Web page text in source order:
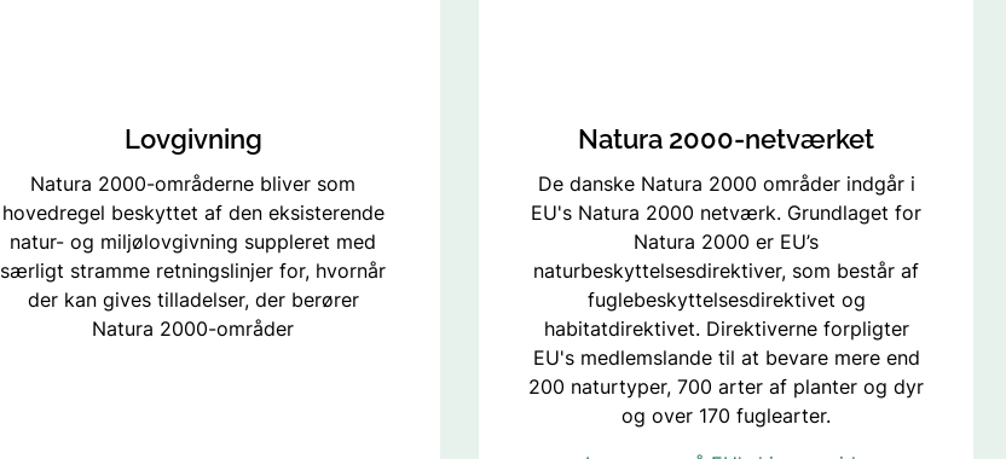
Lovgivning
Natura 2000-områderne bliver som
hovedregel beskyttet af den eksisterende
natur- og miljølovgivning suppleret med
særligt stramme retningslinjer for, hvornår
der kan gives tilladelser, der berører
Natura 2000-områder
Natura 2000-netværket
De danske Natura 2000 områder indgår i
EU's Natura 2000 netværk. Grundlaget for
Natura 2000 er EU’s
naturbeskyttelsesdirektiver, som består af
fuglebeskyttelsesdirektivet og
habitatdirektivet. Direktiverne forpligter
EU's medlemslande til at bevare mere end
200 naturtyper, 700 arter af planter og dyr
og over 170 fuglearter.